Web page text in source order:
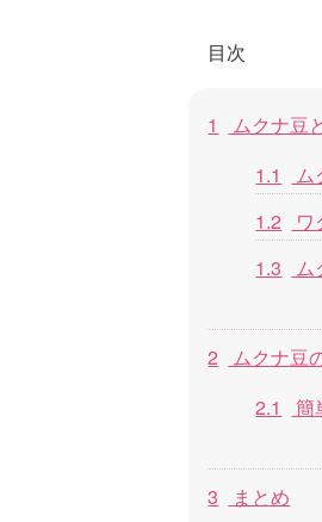
目次
1
ムクナ豆
1.1
ム
1.2
ワ
1.3
ム
2
ムクナ豆
2.1
簡
3
まとめ